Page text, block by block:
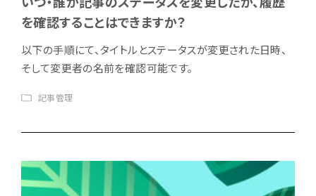
を確認することはできますか？
以下の手順にて、タイトルとステータスが変更された日時、
そして変更者の名前を確認可能です。
記事管理